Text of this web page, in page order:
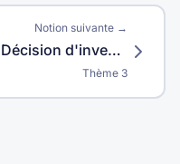
Notion suivante →
Décision d'investissement
Thème 3